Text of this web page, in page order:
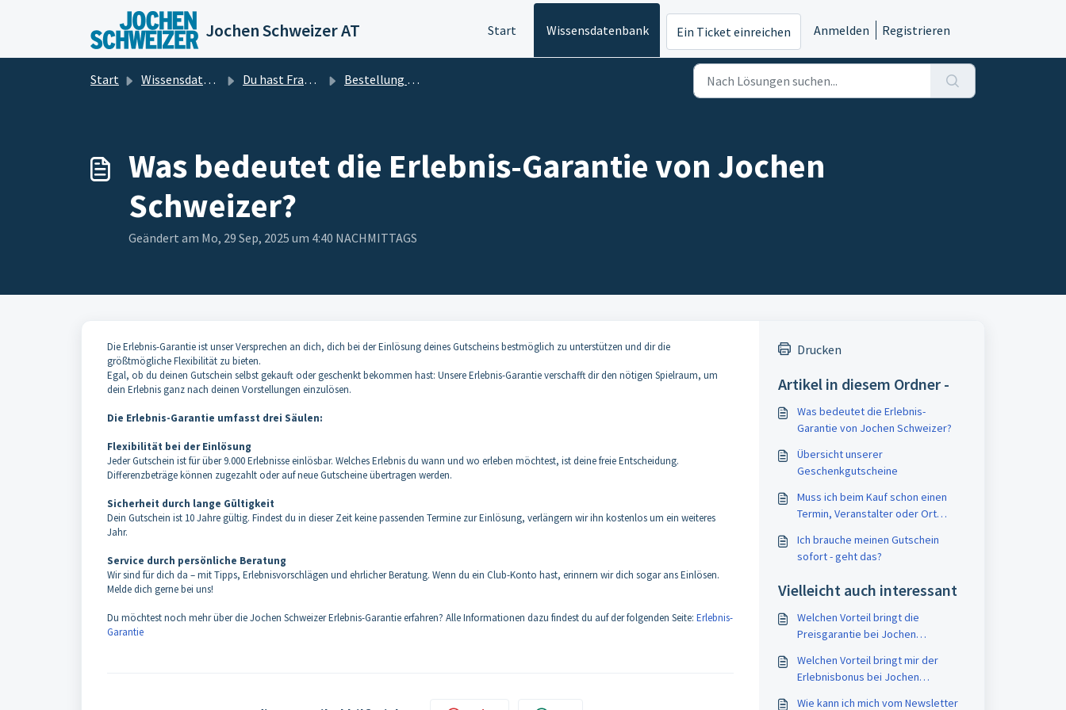
Zum hauptsächlichen Inhalt gehen
Jochen Schweizer AT Start Wissensdatenbank Ein Ticket einreichen Anmelden Registrieren
Start Wissensdatenbank Du hast Fragen? Wir haben die Antworten für dich! Bestellung und Zahlung
Was bedeutet die Erlebnis-Garantie von Jochen
Schweizer?
Geändert am Mo, 29 Sep, 2025 um 4:40 NACHMITTAGS
Die Erlebnis-Garantie ist unser Versprechen an dich, dich bei der Einlösung deines Gutscheins bestmöglich zu unterstützen und dir die
größtmögliche Flexibilität zu bieten.
Egal, ob du deinen Gutschein selbst gekauft oder geschenkt bekommen hast: Unsere Erlebnis-Garantie verschafft dir den nötigen Spielraum, um
dein Erlebnis ganz nach deinen Vorstellungen einzulösen.
Die Erlebnis-Garantie umfasst drei Säulen:
Flexibilität bei der Einlösung
Jeder Gutschein ist für über 9.000 Erlebnisse einlösbar. Welches Erlebnis du wann und wo erleben möchtest, ist deine freie Entscheidung.
Differenzbeträge können zugezahlt oder auf neue Gutscheine übertragen werden.
Sicherheit durch lange Gültigkeit
Dein Gutschein ist 10 Jahre gültig. Findest du in dieser Zeit keine passenden Termine zur Einlösung, verlängern wir ihn kostenlos um ein weiteres
Jahr.
Service durch persönliche Beratung
Wir sind für dich da – mit Tipps, Erlebnisvorschlägen und ehrlicher Beratung. Wenn du ein Club-Konto hast, erinnern wir dich sogar ans Einlösen.
Melde dich gerne bei uns!
Du möchtest noch mehr über die Jochen Schweizer Erlebnis-Garantie erfahren? Alle Informationen dazu findest du auf der folgenden Seite: Erlebnis-
Garantie
Drucken
Artikel in diesem Ordner -
Was bedeutet die Erlebnis-
Garantie von Jochen Schweizer?
Übersicht unserer
Geschenkgutscheine
Muss ich beim Kauf schon einen
Termin, Veranstalter oder Ort
Ich brauche meinen Gutschein
sofort - geht das?
Vielleicht auch interessant
Welchen Vorteil bringt die
Preisgarantie bei Jochen
Welchen Vorteil bringt mir der
Erlebnisbonus bei Jochen
Wie kann ich mich vom Newsletter